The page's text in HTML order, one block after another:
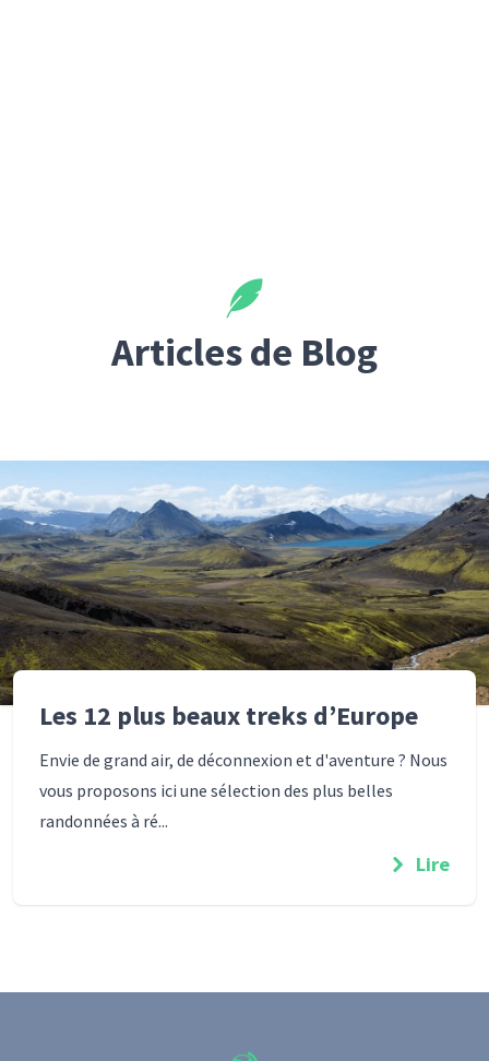
Articles de Blog
Les 12 plus beaux treks d’Europe
Envie de grand air, de déconnexion et d'aventure ? Nous
vous proposons ici une sélection des plus belles
randonnées à ré...
Lire